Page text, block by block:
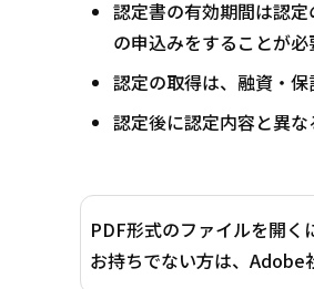
認定書の有効期間は認
の申込みをすることが必
認定の取得は、融資・保
認定後に認定内容と異な
PDF形式のファイルを開く
お持ちでない方は、Adobe